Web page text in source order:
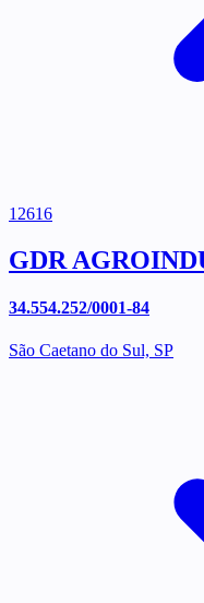
12616
GDR
34.554.252/0001-84
São Caetano do Sul, SP